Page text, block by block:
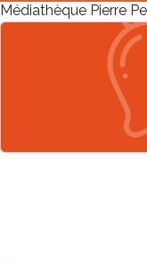
Médiathèque Pierre